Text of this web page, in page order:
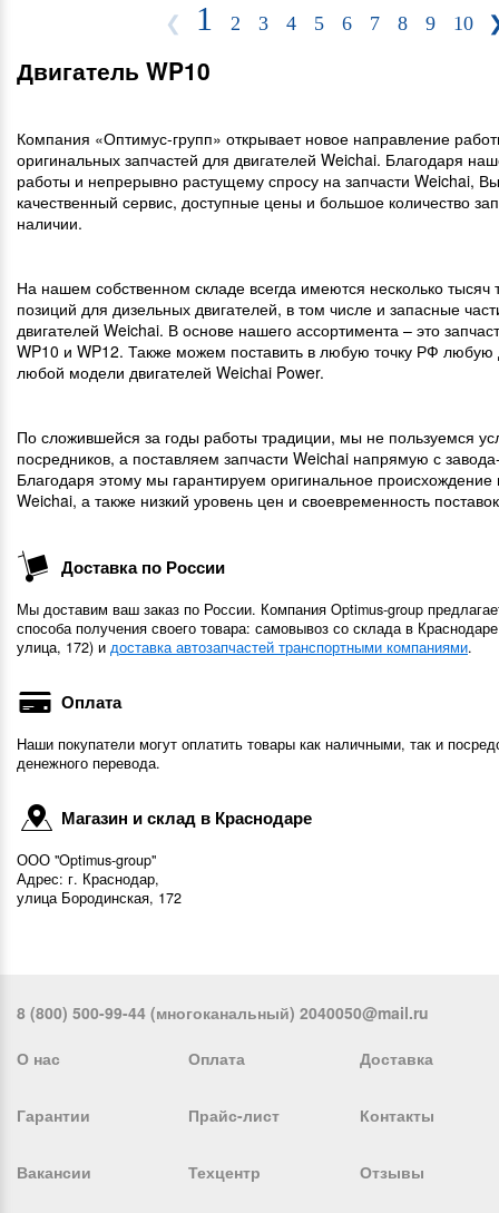
❮ 1 2 3 4 5 6 7 8 9 10
Двигатель WP10
Компания «Оптимус-групп» открывает новое направление
оригинальных запчастей для двигателей Weichai. Благодаря
работы и непрерывно растущему спросу на запчасти Weichai,
качественный сервис, доступные цены и большое количество
наличии.
На нашем собственном складе всегда имеются несколько тысяч
позиций для дизельных двигателей, в том числе и запасные
двигателей Weichai. В основе нашего ассортимента – это
WP10 и WP12. Также можем поставить в любую точку РФ любую
любой модели двигателей Weichai Power.
По сложившейся за годы работы традиции, мы не пользуемся
посредников, а поставляем запчасти Weichai напрямую с
Благодаря этому мы гарантируем оригинальное происхождение
Weichai, а также низкий уровень цен и своевременность
Доставка по России
Мы доставим ваш заказ по России. Компания Optimus-group
способа получения своего товара: самовывоз со склада в
улица, 172) и доставка автозапчастей транспортными компаниями.
Оплата
Наши покупатели могут оплатить товары как наличными, так и
денежного перевода.
Магазин и склад в Краснодаре
ООО "Optimus-group"
Адрес: г. Краснодар,
улица Бородинская, 172
8 (800) 500-99-44 (многоканальный) 2040050@mail.ru
О нас Оплата Доставка
Гарантии Прайс-лист Контакты
Вакансии Техцентр Отзывы